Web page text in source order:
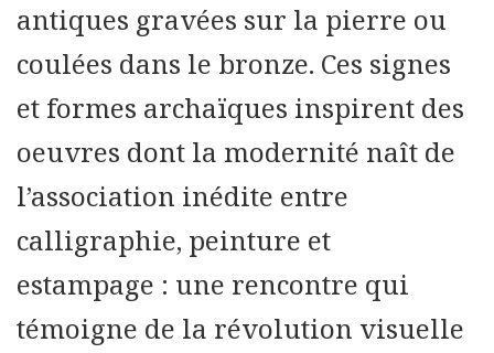
antiques gravées sur la pierre ou
coulées dans le bronze. Ces signes
et formes archaïques inspirent des
oeuvres dont la modernité naît de
l’association inédite entre
calligraphie, peinture et
estampage : une rencontre qui
témoigne de la révolution visuelle